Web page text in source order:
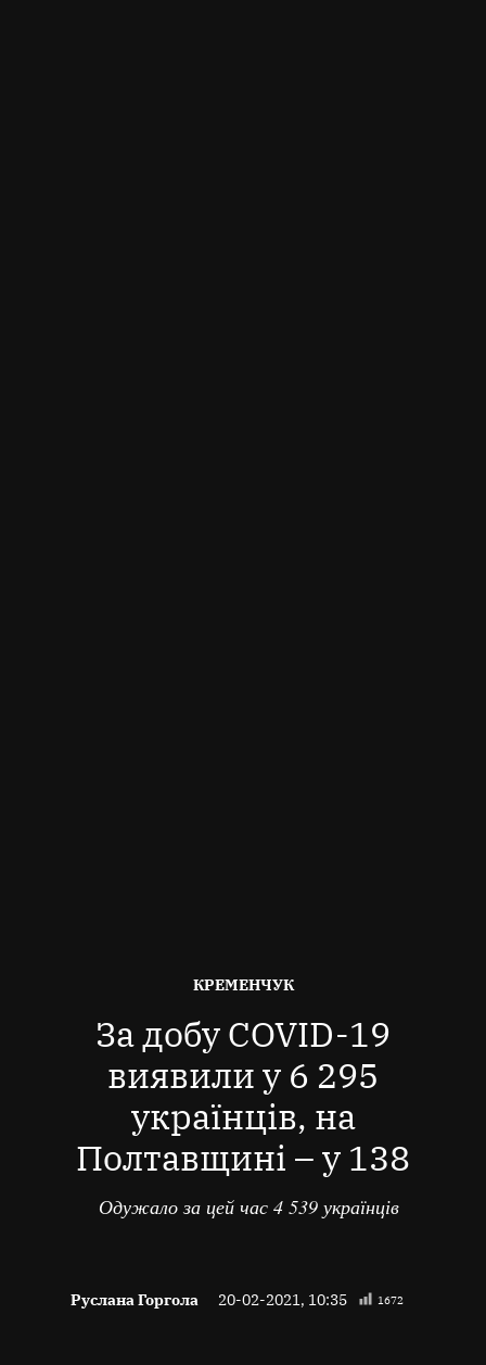
ОПУБЛІКОВАНО
КРЕМЕНЧУК
За добу COVID-19
виявили у 6 295
українців, на
Полтавщині – у 138
Одужало за цей час 4 539 українців
Руслана Горгола 20-02-2021, 10:35 1672